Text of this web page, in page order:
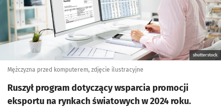
shutterstock
Mężczyzna przed komputerem, zdjęcie ilustracyjne
Ruszył program dotyczący wsparcia promocji
eksportu na rynkach światowych w 2024 roku.